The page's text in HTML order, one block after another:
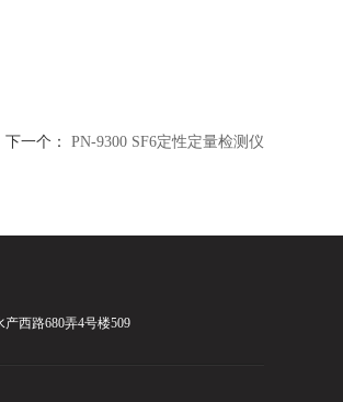
下一个： PN-9300 SF6定性定量检测仪
西路680弄4号楼509